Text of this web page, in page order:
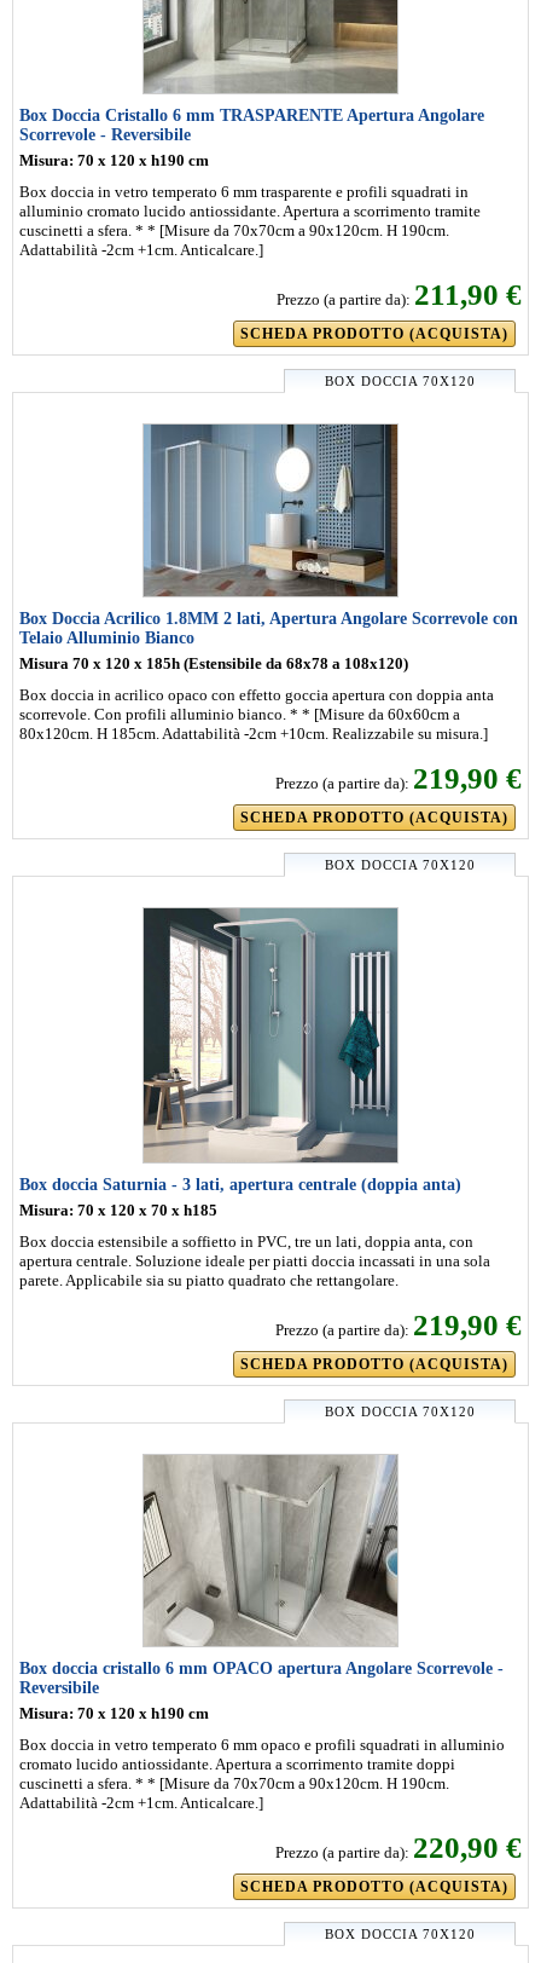
Box Doccia Cristallo 6 mm TRASPARENTE Apertura Angolare
Scorrevole - Reversibile
Misura: 70 x 120 x h190 cm
Box doccia in vetro temperato 6 mm trasparente e profili squadrati in
alluminio cromato lucido antiossidante. Apertura a scorrimento tramite
cuscinetti a sfera. * * [Misure da 70x70cm a 90x120cm. H 190cm.
Adattabilità -2cm +1cm. Anticalcare.]
Prezzo (a partire da): 211,90 €
SCHEDA PRODOTTO (ACQUISTA)
BOX DOCCIA 70X120
Box Doccia Acrilico 1.8MM 2 lati, Apertura Angolare Scorrevole con
Telaio Alluminio Bianco
Misura 70 x 120 x 185h (Estensibile da 68x78 a 108x120)
Box doccia in acrilico opaco con effetto goccia apertura con doppia anta
scorrevole. Con profili alluminio bianco. * * [Misure da 60x60cm a
80x120cm. H 185cm. Adattabilità -2cm +10cm. Realizzabile su misura.]
Prezzo (a partire da): 219,90 €
SCHEDA PRODOTTO (ACQUISTA)
BOX DOCCIA 70X120
Box doccia Saturnia - 3 lati, apertura centrale (doppia anta)
Misura: 70 x 120 x 70 x h185
Box doccia estensibile a soffietto in PVC, tre un lati, doppia anta, con
apertura centrale. Soluzione ideale per piatti doccia incassati in una sola
parete. Applicabile sia su piatto quadrato che rettangolare.
Prezzo (a partire da): 219,90 €
SCHEDA PRODOTTO (ACQUISTA)
BOX DOCCIA 70X120
Box doccia cristallo 6 mm OPACO apertura Angolare Scorrevole -
Reversibile
Misura: 70 x 120 x h190 cm
Box doccia in vetro temperato 6 mm opaco e profili squadrati in alluminio
cromato lucido antiossidante. Apertura a scorrimento tramite doppi
cuscinetti a sfera. * * [Misure da 70x70cm a 90x120cm. H 190cm.
Adattabilità -2cm +1cm. Anticalcare.]
Prezzo (a partire da): 220,90 €
SCHEDA PRODOTTO (ACQUISTA)
BOX DOCCIA 70X120